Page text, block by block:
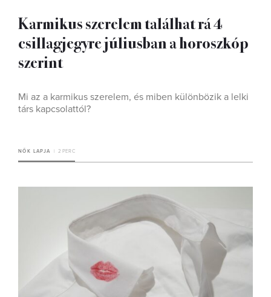
Karmikus szerelem találhat rá 4
csillagjegyre júliusban a horoszkóp
szerint
Mi az a karmikus szerelem, és miben különbözik a lelki
társ kapcsolattól?
NŐK LAPJA 2 PERC